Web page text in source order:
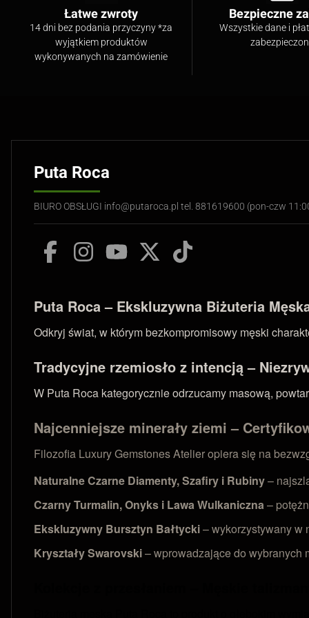
Łatwe zwroty
14 dni bez podania przyczyny *za
wyjątkiem produktów
wykonywanych na zamówienie
Bezpieczne
Wszystkie dane i
Puta Roca
BIURO OBSŁUGI info@putaroca.pl tel. 881619600 (pon-czw
Puta Roca – Ekskluzywna Biżuteria
Odkryj świat, w którym bezkompromisowy męski
Tradycyjne rzemiosło z intencją –
W Puta Roca kategorycznie odrzucamy masową,
Najcenniejsze minerały ziemi –
Filozofia Luxury Gemstones Atelier opiera się na
Naturalne Czarne Diamenty, Szafiry i Rubiny–
Czarny Turmalin, Onyks i Lawa Wulkaniczna–
Ekskluzywny Bursztyn Bałtycki– wykorzystywany w
Kryształy Swarovski– wprowadzające do wybranych